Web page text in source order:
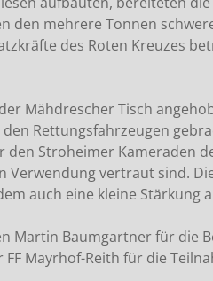
den mehrere Tonnen
des Roten Kreuzes
Mähdrescher Tisch
Rettungsfahrzeugen
Stroheimer Kameraden
Verwendung vertraut sind.
auch eine kleine Stärkung
Martin Baumgartner für die
Mayrhof-Reith für die